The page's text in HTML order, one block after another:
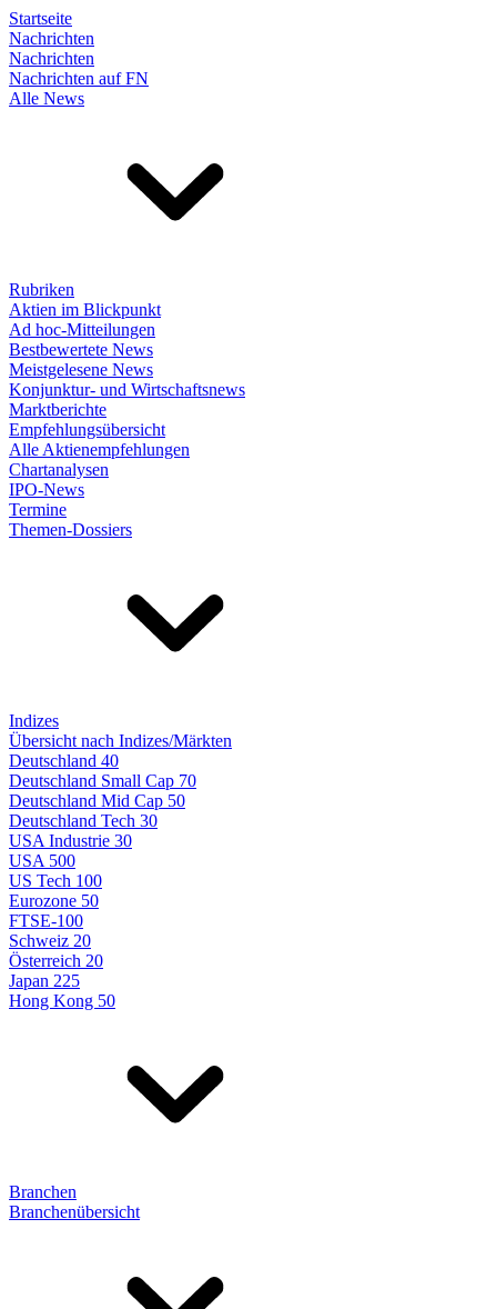
Startseite
Nachrichten
Nachrichten
Nachrichten auf FN
Alle News
Rubriken
Aktien im Blickpunkt
Ad hoc-Mitteilungen
Bestbewertete News
Meistgelesene News
Konjunktur- und Wirtschaftsnews
Marktberichte
Empfehlungsübersicht
Alle Aktienempfehlungen
Chartanalysen
IPO-News
Termine
Themen-Dossiers
Indizes
Übersicht nach Indizes/Märkten
Deutschland 40
Deutschland Small Cap 70
Deutschland Mid Cap 50
Deutschland Tech 30
USA Industrie 30
USA 500
US Tech 100
Eurozone 50
FTSE-100
Schweiz 20
Österreich 20
Japan 225
Hong Kong 50
Branchen
Branchenübersicht